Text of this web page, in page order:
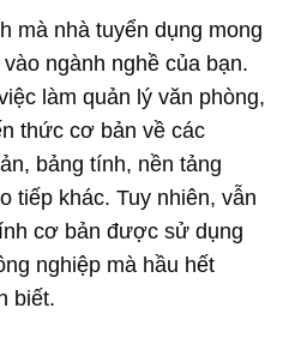
mà nhà tuyển dụng mong
ngành nghề của bạn.
làm quản lý văn phòng,
​​thức cơ bản về các
bảng tính, nền tảng
tiếp khác. Tuy nhiên, vẫn
cơ bản được sử dụng
nghiệp mà hầu hết
biết.